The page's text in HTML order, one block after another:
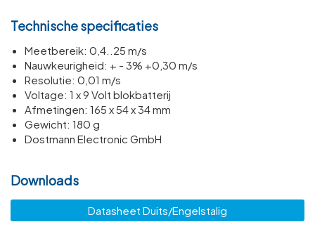
Technische specificaties
Meetbereik: 0,4..25 m/s
Nauwkeurigheid: + - 3% +0,30 m/s
Resolutie: 0,01 m/s
Voltage: 1 x 9 Volt blokbatterij
Afmetingen: 165 x 54 x 34 mm
Gewicht: 180 g
Dostmann Electronic GmbH
Downloads
Datasheet Duits/Engelstalig